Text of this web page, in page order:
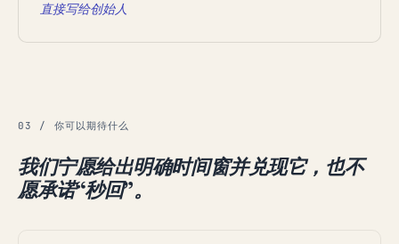
直接写给创始人
03 / 你可以期待什么
我们宁愿给出明确时间窗并兑现它，也不
愿承诺“秒回”。